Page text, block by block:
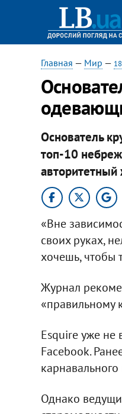
Главная — Мир —
Основатель
топ-10
«Вне
своих руках,
хочешь, чтобы
Журнал
«правильному
Esquire уже не
Facebook.
Однако